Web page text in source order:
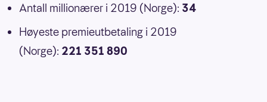
Antall millionærer i 2019 (Norge): 34
Høyeste premieutbetaling i 2019
(Norge): 221 351 890